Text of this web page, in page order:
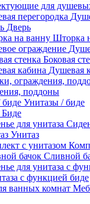
для
Дверь
Шторка
Боковая
Душевая
поддоны
Унитазы / биде
Биде
Унитаз
Сливной
с функцией биде